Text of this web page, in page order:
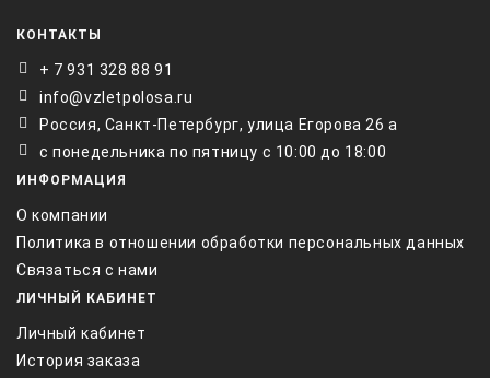
КОНТАКТЫ
+ 7 931 328 88 91
info@vzletpolosa.ru
Россия, Санкт-Петербург, улица Егорова 26 а
с понедельника по пятницу с 10:00 до 18:00
ИНФОРМАЦИЯ
О компании
Политика в отношении обработки персональных данных
Связаться с нами
ЛИЧНЫЙ КАБИНЕТ
Личный кабинет
История заказа